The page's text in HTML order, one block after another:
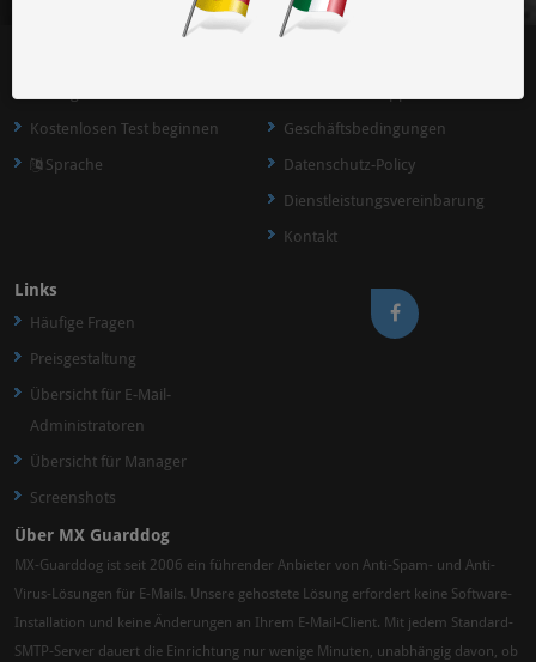
Kostenlosen Test beginnen
Sprache
Geschäftsbedingungen
Datenschutz-Policy
Dienstleistungsvereinbarung
Kontakt
Links
Häufige Fragen
Preisgestaltung
Übersicht für E-Mail-
Administratoren
Übersicht für Manager
Screenshots
Über MX Guarddog
MX-Guarddog ist seit 2006 ein führender Anbieter von Anti-Spam- und Anti-
Virus-Lösungen für E-Mails. Unsere gehostete Lösung erfordert keine Software-
Installation und keine Änderungen an Ihrem E-Mail-Client. Mit jedem Standard-
SMTP-Server dauert die Einrichtung nur wenige Minuten, unabhängig davon, ob